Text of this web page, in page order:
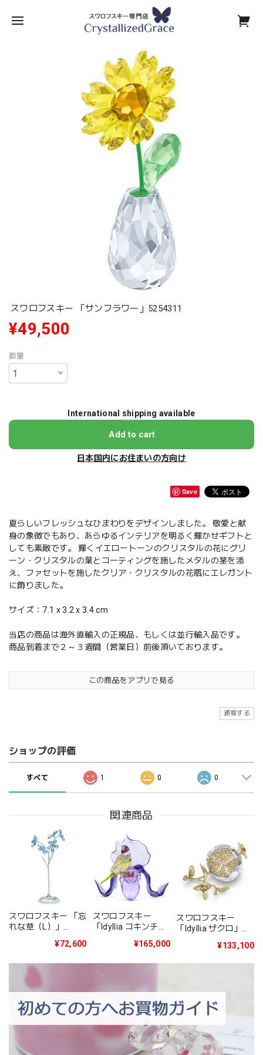
スワロフスキー 「サンフラワー」5254311
¥49,500
数量
International shipping available
Add to cart
日本国内にお住まいの方向け
Save
夏らしいフレッシュなひまわりをデザインしました。 敬愛と献
身の象徴でもあり、あらゆるインテリアを明るく輝かせギフトと
しても素敵です。 輝くイエロートーンのクリスタルの花にグリ
ーン・クリスタルの葉とコーティングを施したメタルの茎を添
え、ファセットを施したクリア・クリスタルの花瓶にエレガント
に飾りました。
サイズ：7.1 x 3.2 x 3.4 cm
当店の商品は海外直輸入の正規品、もしくは並行輸入品です。
商品到着まで２～３週間（営業日）前後頂いております。
この商品をアプリで見る
通報する
ショップの評価
すべて 1 0 0
関連商品
スワロフスキー 「忘
れな草（L）」
¥72,600
スワロフスキー
「Idyllia コキンチョ
¥165,000
スワロフスキー
「Idyllia ザクロ」
¥133,100